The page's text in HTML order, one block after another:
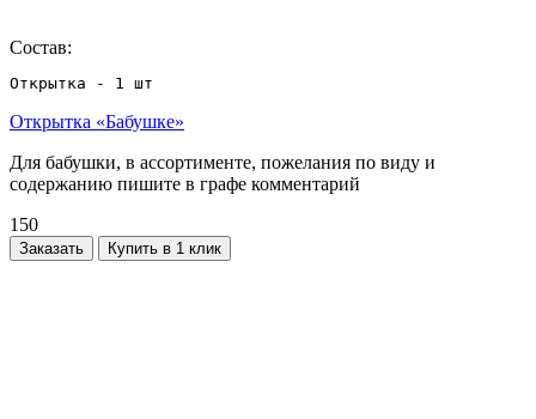
Состав:
Открытка - 1 шт
Открытка «Бабушке»
Для бабушки, в ассортименте, пожелания по виду и
содержанию пишите в графе комментарий
150
Заказать Купить в 1 клик